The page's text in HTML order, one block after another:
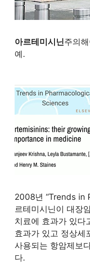
아르테미시닌주의
예.
2008년 “Trends in
르테미시닌이 대장
치료에 효과가 있다
효과가 있고 정상세
사용되는 항암제보
다.